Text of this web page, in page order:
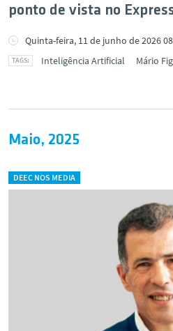
ponto de vista no
Quinta-feira, 11 de junho de 2026
Inteligência Artificial
Mário
Maio, 2025
DEEC NOS MEDIA